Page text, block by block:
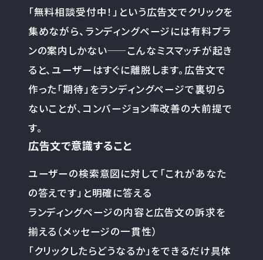
「無料相談受付中！」という広告文でクリックを
集めながら、ランディングページには有料プラ
ンの案内しかない——こんなミスマッチが起き
ると、ユーザーはすぐに離脱します。広告文で
作った「期待」をランディングページで裏切ら
ないことが、コンバージョン率改善の大前提で
す。
広告文で意識すること
ユーザーの検索意図に対して「これがあなた
の答えです」と明確に答える
ランディングページの内容と広告文の訴求を
揃える（メッセージの一貫性）
「クリックしたらどうなるか」をできるだけ具体